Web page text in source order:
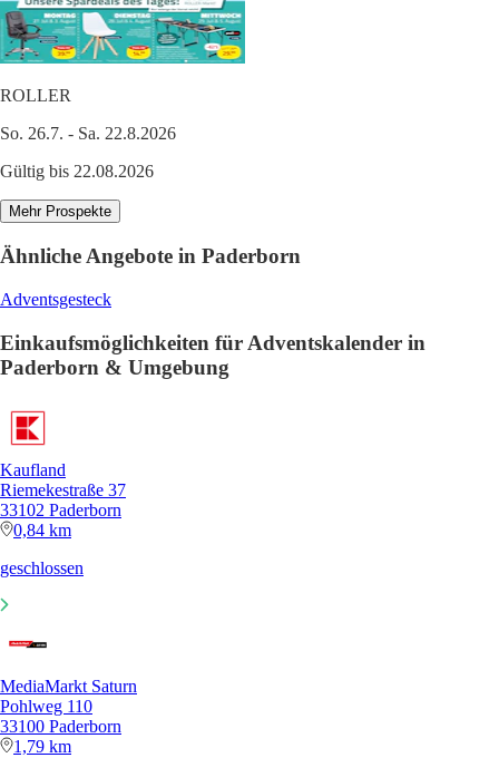
ROLLER
So. 26.7. - Sa. 22.8.2026
Gültig bis 22.08.2026
Mehr Prospekte
Ähnliche Angebote in Paderborn
Adventsgesteck
Einkaufsmöglichkeiten für Adventskalender in
Paderborn & Umgebung
Kaufland
Riemekestraße 37
33102 Paderborn
0,84 km
geschlossen
MediaMarkt Saturn
Pohlweg 110
33100 Paderborn
1,79 km